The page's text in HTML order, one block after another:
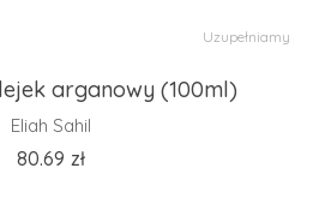
Uzupełniamy
arganowy (100ml)
Eliah Sahil
80.69 zł